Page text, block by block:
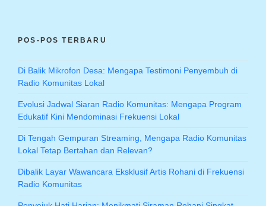
POS-POS TERBARU
Di Balik Mikrofon Desa: Mengapa Testimoni Penyembuh di
Radio Komunitas Lokal
Evolusi Jadwal Siaran Radio Komunitas: Mengapa Program
Edukatif Kini Mendominasi Frekuensi Lokal
Di Tengah Gempuran Streaming, Mengapa Radio Komunitas
Lokal Tetap Bertahan dan Relevan?
Dibalik Layar Wawancara Eksklusif Artis Rohani di Frekuensi
Radio Komunitas